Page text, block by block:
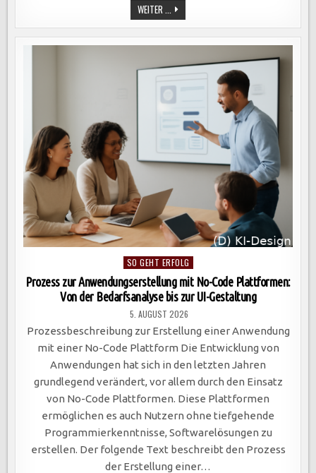
WEITER ... COMPLIANCE-
ANFORDERUNGEN
IM
EDGE
COMPUTING:
ZU
DATENSCHUTZ,
KUNDENTRUST
UND
INTEGRER
DATENVERARBEITUNG
Posted
in
SO GEHT ERFOLG
Prozess zur Anwendungserstellung mit No-Code Plattformen:
Von der Bedarfsanalyse bis zur UI-Gestaltung
5. AUGUST 2026
Prozessbeschreibung zur Erstellung einer Anwendung
mit einer No-Code Plattform Die Entwicklung von
Anwendungen hat sich in den letzten Jahren
grundlegend verändert, vor allem durch den Einsatz
von No-Code Plattformen. Diese Plattformen
ermöglichen es auch Nutzern ohne tiefgehende
Programmierkenntnisse, Softwarelösungen zu
erstellen. Der folgende Text beschreibt den Prozess
der Erstellung einer…